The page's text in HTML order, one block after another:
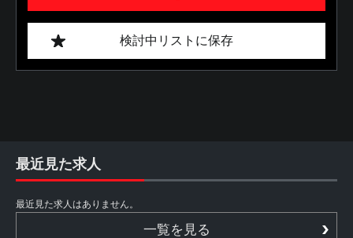
検討中リストに保存
最近見た求人
最近見た求人はありません。
一覧を見る